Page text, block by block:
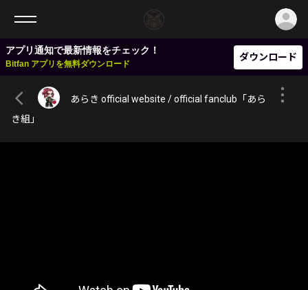
アプリ通知で最新情報をチェック！
Bitfan アプリを無料ダウンロード
ダウンロード
あらき official website / official fanclub「あら
き組」